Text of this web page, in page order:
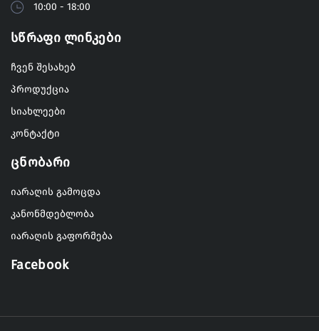
10:00 - 18:00
Სწრაფი Ლინკები
ჩვენ შესახებ
პროდუქცია
სიახლეები
კონტაქტი
Ცნობარი
იარაღის გამოცდა
კანონმდებლობა
იარაღის გაფორმება
Facebook